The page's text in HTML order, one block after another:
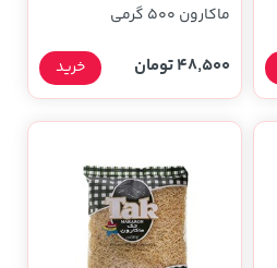
ماکارون 500 گرمی
48,500 تومان خرید